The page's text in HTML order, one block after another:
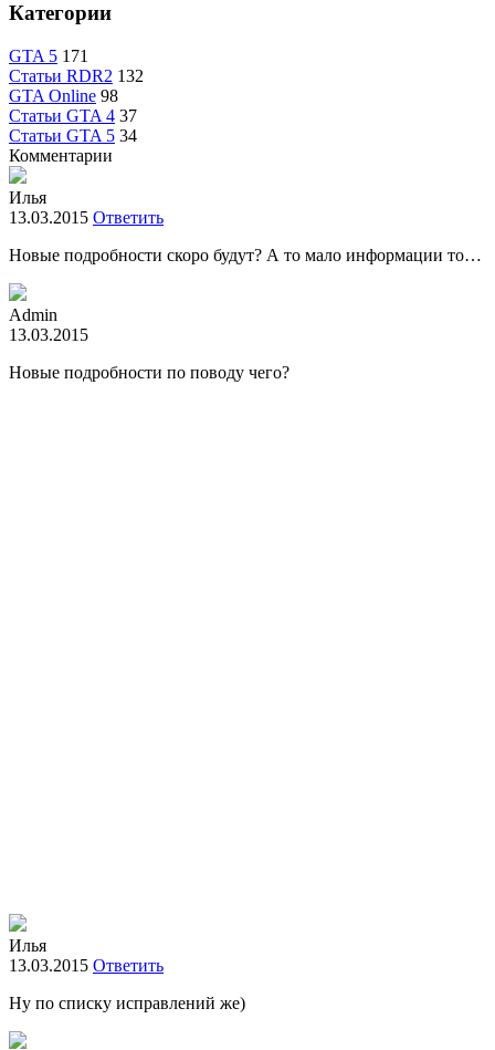
Категории
GTA 5 171
Статьи RDR2 132
GTA Online 98
Статьи GTA 4 37
Статьи GTA 5 34
Комментарии
Илья
13.03.2015 Ответить
Новые подробности скоро будут? А то мало информации то…
Admin
13.03.2015
Новые подробности по поводу чего?
Илья
13.03.2015 Ответить
Ну по списку исправлений же)